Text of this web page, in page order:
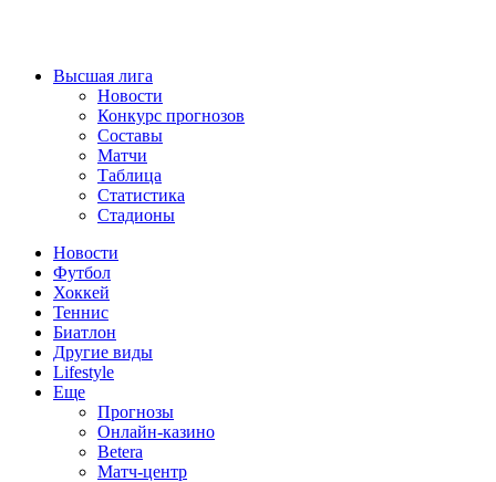
Высшая лига
Новости
Конкурс прогнозов
Составы
Матчи
Таблица
Статистика
Стадионы
Новости
Футбол
Хоккей
Теннис
Биатлон
Другие виды
Lifestyle
Еще
Прогнозы
Онлайн-казино
Betera
Матч-центр